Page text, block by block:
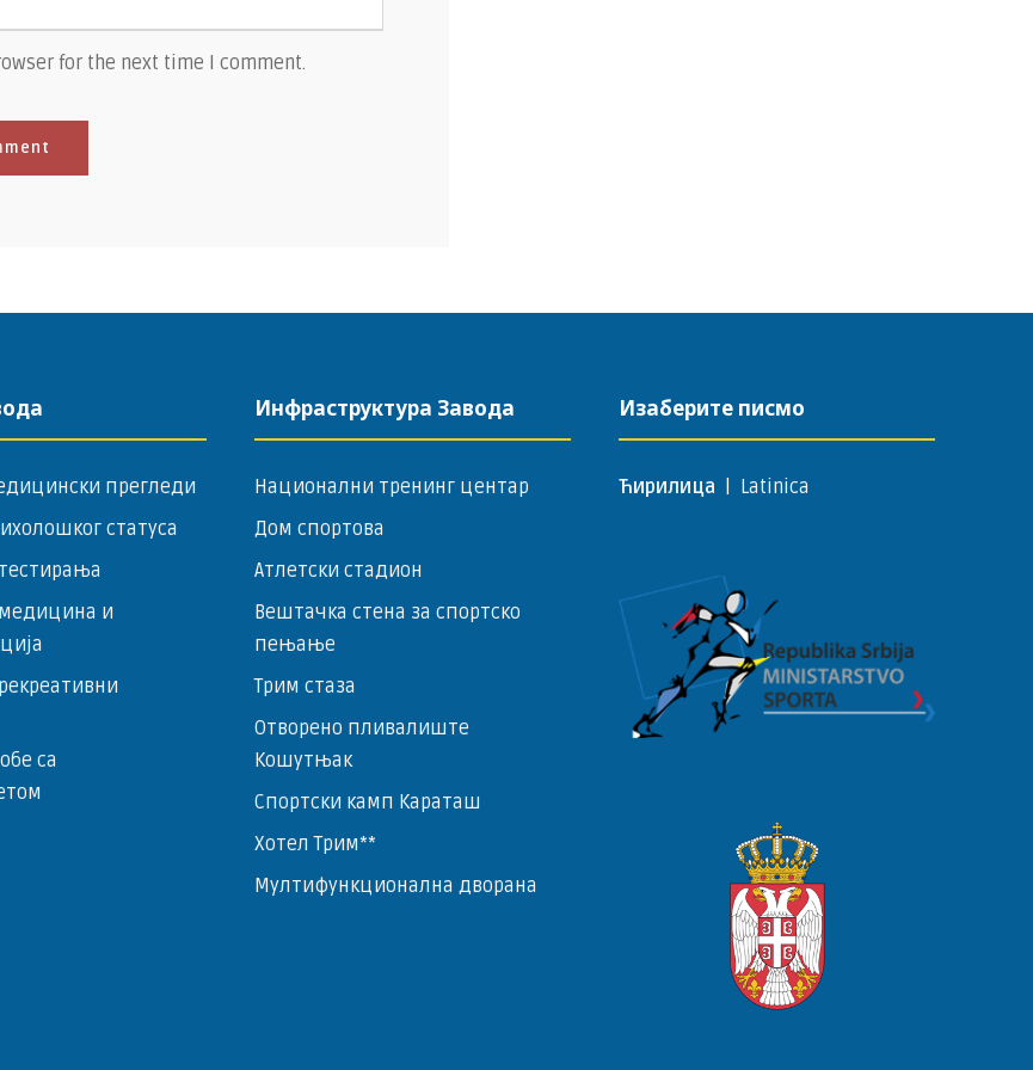
for the next time I comment.
прегледи
статуса
и
са
Инфраструктура Завода
Национални тренинг центар
Дом спортова
Атлетски стадион
Вештачка стена за спортско
пењање
Трим стаза
Отворено пливалиште
Кошутњак
Спортски камп Караташ
Хотел Трим**
Мултифункционална дворана
Изаберите писмо
Ћирилица Latinica